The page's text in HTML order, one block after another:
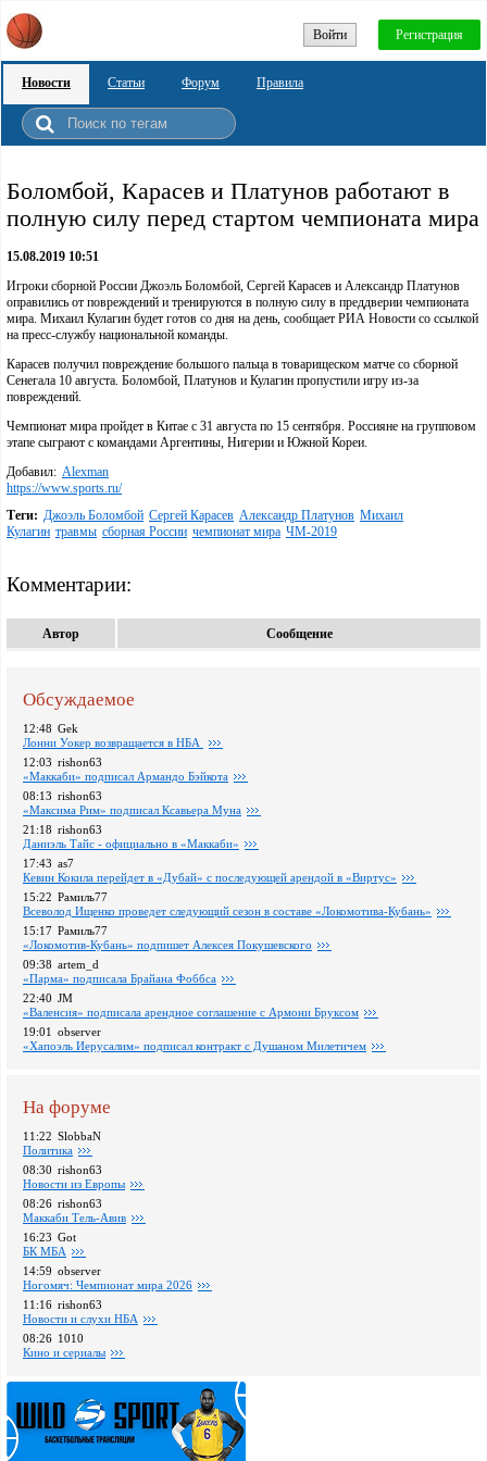
Войти Регистрация
Новости Статьи Форум Правила
Боломбой, Карасев и Платунов работают в
полную силу перед стартом чемпионата мира
15.08.2019 10:51
Игроки сборной России Джоэль Боломбой, Сергей Карасев и Александр Платунов
оправились от повреждений и тренируются в полную силу в преддверии чемпионата
мира. Михаил Кулагин будет готов со дня на день, сообщает РИА Новости со ссылкой
на пресс-службу национальной команды.
Карасев получил повреждение большого пальца в товарищеском матче со сборной
Сенегала 10 августа. Боломбой, Платунов и Кулагин пропустили игру из-за
повреждений.
Чемпионат мира пройдет в Китае с 31 августа по 15 сентября. Россияне на групповом
этапе сыграют с командами Аргентины, Нигерии и Южной Кореи.
Добавил: Alexman
https://www.sports.ru/
Теги: Джоэль Боломбой Сергей Карасев Александр Платунов Михаил
Кулагин травмы сборная России чемпионат мира ЧМ-2019
Комментарии:
Автор Сообщение
Обсуждаемое
12:48 Gek
Лонни Уокер возвращается в НБА
12:03 rishon63
«Маккаби» подписал Армандо Бэйкота
08:13 rishon63
«Максима Рим» подписал Ксавьера Муна
21:18 rishon63
Даниэль Тайс - официально в «Маккаби»
17:43 as7
Кевин Кокила перейдет в «Дубай» с последующей арендой в «Виртус»
15:22 Рамиль77
Всеволод Ищенко проведет следующий сезон в составе «Локомотива-Кубань»
15:17 Рамиль77
«Локомотив-Кубань» подпишет Алексея Покушевского
09:38 artem_d
«Парма» подписала Брайана Фоббса
22:40 JM
«Валенсия» подписала арендное соглашение с Армони Бруксом
19:01 observer
«Хапоэль Иерусалим» подписал контракт с Душаном Милетичем
На форуме
11:22 SlobbaN
Политика
08:30 rishon63
Новости из Европы
08:26 rishon63
Маккаби Тель-Авив
16:23 Got
БК МБА
14:59 observer
Ногомяч: Чемпионат мира 2026
11:16 rishon63
Новости и слухи НБА
08:26 1010
Кино и сериалы